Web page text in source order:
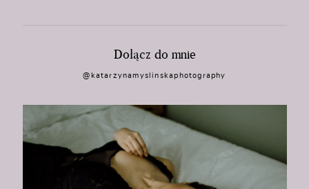
Dołącz do mnie
@katarzynamyslinskaphotography